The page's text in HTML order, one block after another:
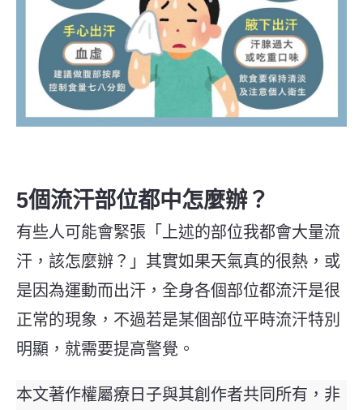
5個流汗部位都中怎麼辦？
有些人可能會緊張「上述的部位我都會大量流
汗，該怎麼辦？」其實如果天氣真的很熱，或
是因為運動而出汗，全身各個部位都流汗是很
正常的現象，不過若是某個部位平時流汗特別
明顯，就需要提高警覺。
本文著作權屬療日子與其創作者共同所有，非